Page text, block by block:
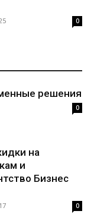
0
решения
0
на
и
Бизнес
0